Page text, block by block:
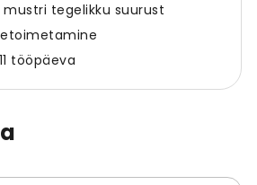
mustri tegelikku suurust
tööpäeva